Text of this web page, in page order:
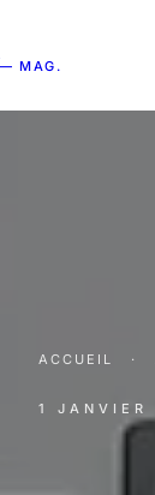
— MAG.
ACCUEIL ·
1 JANVIER